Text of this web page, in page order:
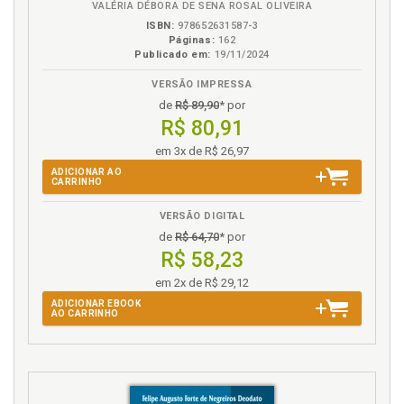
Crimes contra as relações de consumo.
Circunstâncias agravantes. CDC. Lei 8.078/90, artigo
Delito publicitário. Bem jurídico-penaltutelado nos
delitos publicitários, p. 92
Introdução ao controle da publicidade, p. 81
Lei 8.078/90. Código de Defesa do Consumidor (Lei
Lei 8.137/90. Crimes contra as relações de consumo,
VALÉRIA DÉBORA DE SENA ROSAL OLIVEIRA
ISBN: 978652631587-3
Páginas: 162
Publicado em: 19/11/2024
VERSÃO IMPRESSA
de R$ 89,90* por
R$ 80,91
em 3x de R$ 26,97
ADICIONAR AO
CARRINHO
VERSÃO DIGITAL
de R$ 64,70* por
R$ 58,23
em 2x de R$ 29,12
ADICIONAR EBOOK
AO CARRINHO